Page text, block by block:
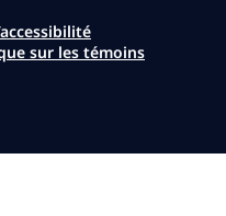
sur les témoins